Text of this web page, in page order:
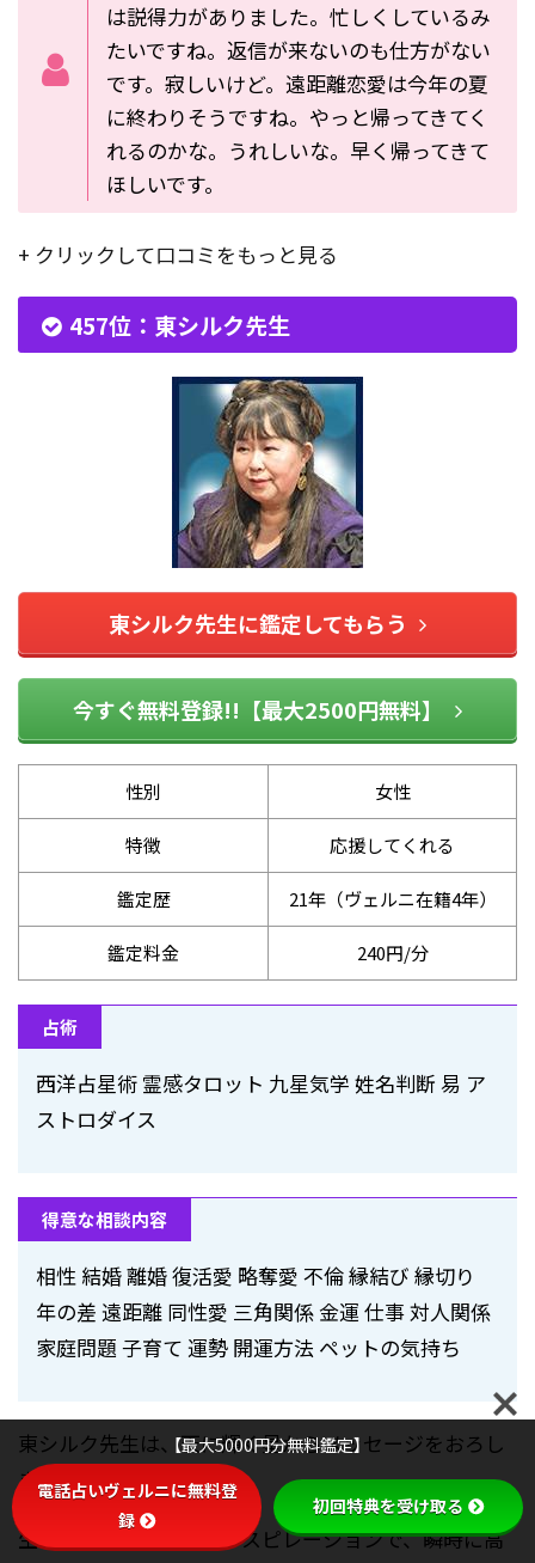
は説得力がありました。忙しくしているみ
たいですね。返信が来ないのも仕方がない
です。寂しいけど。遠距離恋愛は今年の夏
に終わりそうですね。やっと帰ってきてく
れるのかな。うれしいな。早く帰ってきて
ほしいです。
+ クリックして口コミをもっと見る
457位：東シルク先生
東シルク先生に鑑定してもらう
今すぐ無料登録!!【最大2500円無料】
性別 女性
特徴 応援してくれる
鑑定歴 21年（ヴェルニ在籍4年）
鑑定料金 240円/分
占術
西洋占星術 霊感タロット 九星気学 姓名判断 易 ア
ストロダイス
得意な相談内容
相性 結婚 離婚 復活愛 略奪愛 不倫 縁結び 縁切り
年の差 遠距離 同性愛 三角関係 金運 仕事 対人関係
家庭問題 子育て 運勢 開運方法 ペットの気持ち
東シルク先生は、天に輝く星からメッセージをおろし
ます。
生まれつきの強力なインスピレーションで、瞬時に高
【最大5000円分無料鑑定】
電話占いヴェルニに無料登
録
初回特典を受け取る